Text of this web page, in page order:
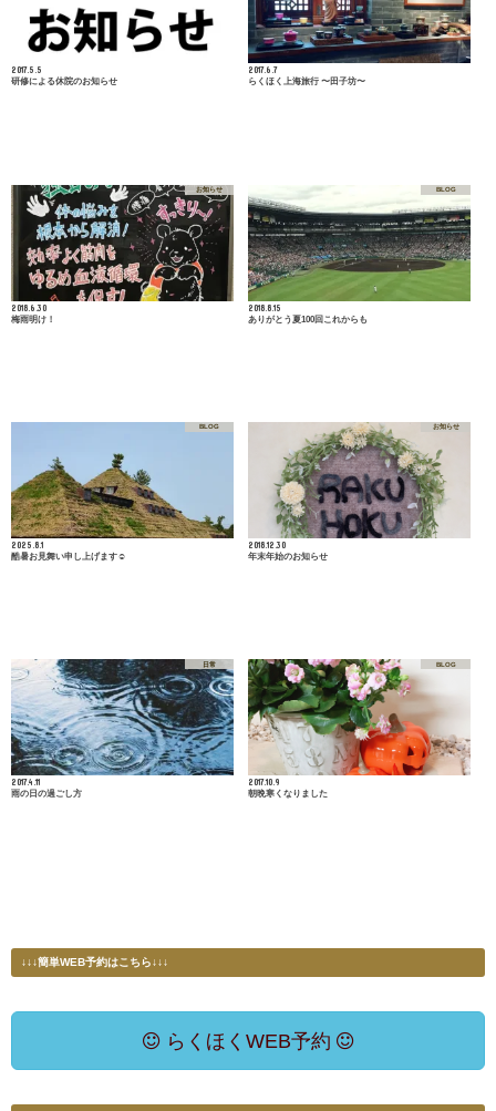
2017.5.5
研修による休院のお知らせ
2017.6.7
らくほく上海旅行 〜田子坊〜
お知らせ
2018.6.30
梅雨明け！
BLOG
2018.8.15
ありがとう夏100回これからも
BLOG
2025.8.1
酷暑お見舞い申し上げます☺
お知らせ
2018.12.30
年末年始のお知らせ
日常
2017.4.11
雨の日の過ごし方
BLOG
2017.10.9
朝晩寒くなりました
↓↓↓簡単WEB予約はこちら↓↓↓
らくほくWEB予約